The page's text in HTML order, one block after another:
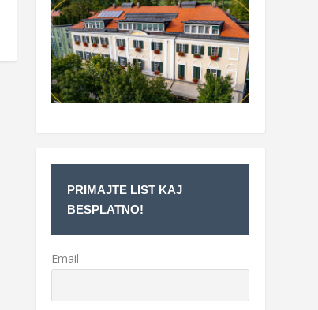
PRIMAJTE LIST KAJ
BESPLATNO!
Email